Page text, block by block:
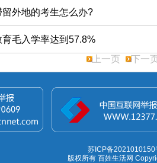
外地的考生怎么办?
毛入学率达到57.8%
上一页
下一
苏ICP备2021010150
版权所有 百姓生活网